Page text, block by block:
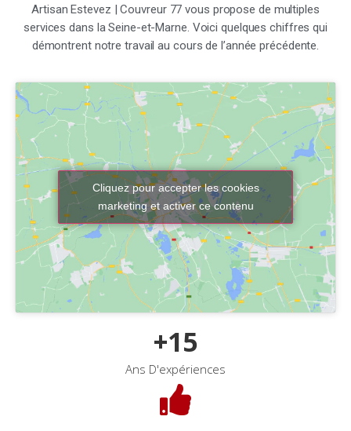
Artisan Estevez | Couvreur 77 vous propose de multiples
services dans la Seine-et-Marne. Voici quelques chiffres qui
démontrent notre travail au cours de l’année précédente.
Cliquez pour accepter les cookies
marketing et activer ce contenu
Ans D'expériences
+15